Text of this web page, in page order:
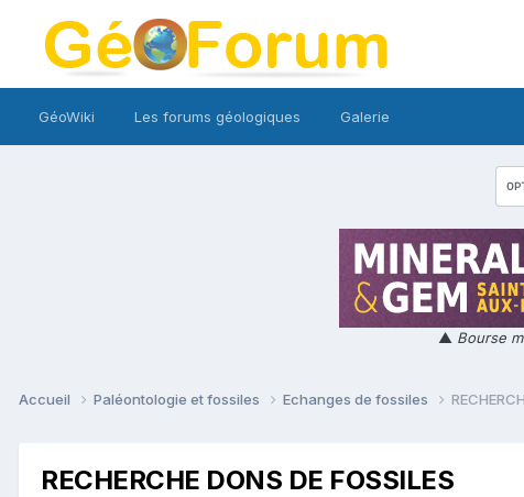
GéoWiki Les forums géologiques Galerie
▲ Bourse
Accueil Paléontologie et fossiles Echanges de fossiles
RECHERCHE DONS DE FOSSILES